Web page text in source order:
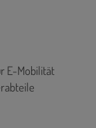
E-Mobilität